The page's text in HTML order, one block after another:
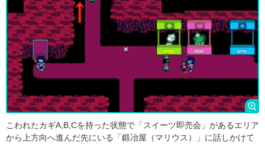
こわれたカギA,B,Cを持った状態で「スイーツ即売会」があるエリア
から上方向へ進んだ先にいる「鍛冶屋（マリウス）」に話しかけて